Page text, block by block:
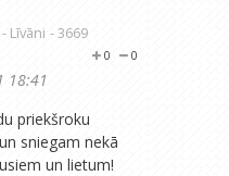
- Līvāni - 3669
0
0
18:41
priekšroku
sniegam nekā
un lietum!